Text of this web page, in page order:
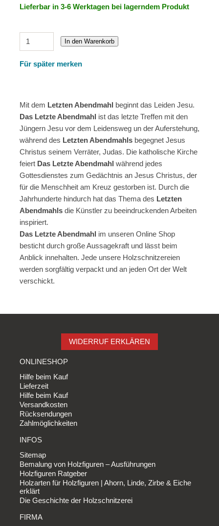
Lieferbar in 3-6 Werktagen bei lagerndem Produkt
In den Warenkorb
Für später merken
Mit dem Letzten Abendmahl beginnt das Leiden Jesu.
Das Letzte Abendmahl ist das letzte Treffen mit den
Jüngern Jesu vor dem Leidensweg un der Auferstehung,
während des Letzten Abendmahls begegnet Jesus
Christus seinem Verräter, Judas. Die katholische Kirche
feiert Das Letzte Abendmahl während jedes
Gottesdienstes zum Gedächtnis an Jesus Christus, der
für die Menschheit am Kreuz gestorben ist. Durch die
Jahrhunderte hindurch hat das Thema des Letzten
Abendmahls die Künstler zu beeindruckenden Arbeiten
inspiriert.
Das Letzte Abendmahl im unseren Online Shop
besticht durch große Aussagekraft und lässt beim
Anblick innehalten. Jede unsere Holzschnitzereien
werden sorgfältig verpackt und an jeden Ort der Welt
verschickt.
WIDERRUF ERKLÄREN
ONLINESHOP
Hilfe beim Kauf
Lieferzeit
Hilfe beim Kauf
Versandkosten
Rücksendungen
Zahlmöglichkeiten
INFOS
Sitemap
Bemalung von Holzfiguren – Ausführungen
Holzfiguren Ratgeber
Holzarten für Holzfiguren | Ahorn, Linde, Zirbe & Eiche
erklärt
Die Geschichte der Holzschnitzerei
FIRMA